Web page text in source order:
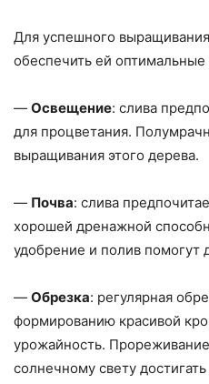
Для успешного
обеспечить ей оптимальные
— Освещение: слива
для процветания.
выращивания этого дерева.
— Почва: слива
хорошей дренажной
удобрение и полив помогут
— Обрезка: регулярная
формированию красивой
урожайность.
солнечному свету